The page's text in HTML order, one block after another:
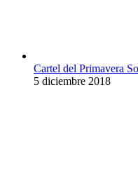
Cartel del Primavera
5 diciembre 2018